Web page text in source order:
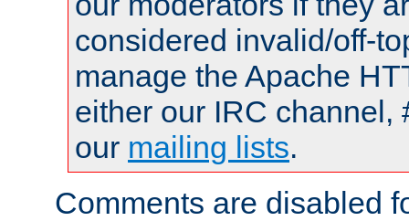
considered invalid/off-
manage the Apache
either our IRC channel,
our mailing lists.
Comments are disabled